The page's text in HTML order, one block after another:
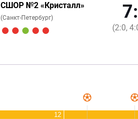
СШОР №2 «Кристалл»
(Санкт-Петербург)
(2:0,
12